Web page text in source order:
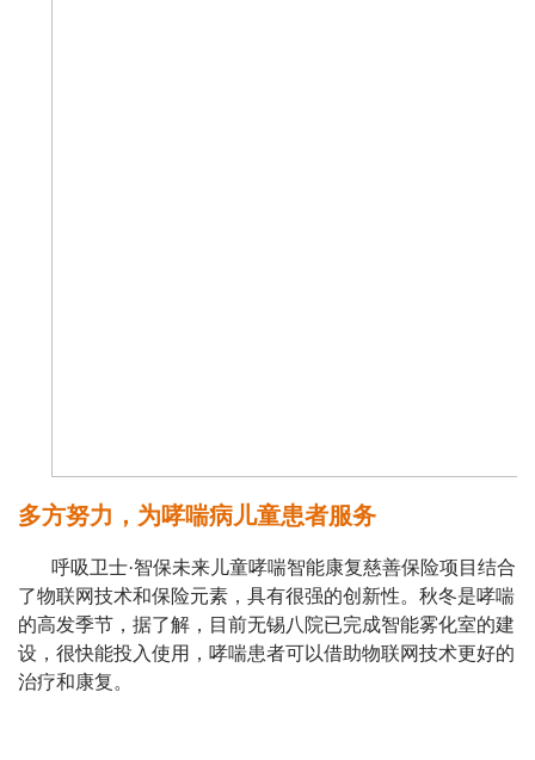
多方努力，为哮喘病儿童患者服务
呼吸卫士·智保未来儿童哮喘智能康复慈善保险项目结合
了物联网技术和保险元素，具有很强的创新性。秋冬是哮喘
的高发季节，据了解，目前无锡八院已完成智能雾化室的建
设，很快能投入使用，哮喘患者可以借助物联网技术更好的
治疗和康复。